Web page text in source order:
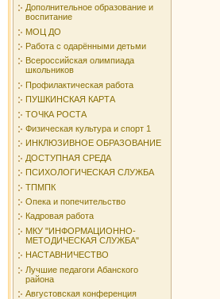
Дополнительное образование и
воспитание
МОЦ ДО
Работа с одарёнными детьми
Всероссийская олимпиада
школьников
Профилактическая работа
ПУШКИНСКАЯ КАРТА
ТОЧКА РОСТА
Физическая культура и спорт 1
ИНКЛЮЗИВНОЕ ОБРАЗОВАНИЕ
ДОСТУПНАЯ СРЕДА
ПСИХОЛОГИЧЕСКАЯ СЛУЖБА
ТПМПК
Опека и попечительство
Кадровая работа
МКУ "ИНФОРМАЦИОННО-
МЕТОДИЧЕСКАЯ СЛУЖБА"
НАСТАВНИЧЕСТВО
Лучшие педагоги Абанского
района
Августовская конференция